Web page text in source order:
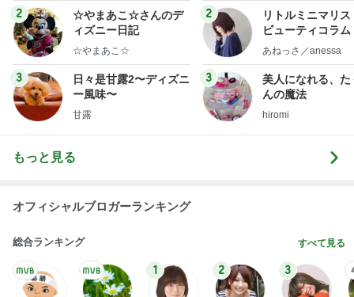
ログ
2
☆やまあこ☆さんのデ
ィズニー日記
☆やまあこ☆
3
日々是甘露2〜ディズニ
ー風味〜
甘露
2
リトルミニマリス
ビューティコラ
little
あねっさ／anessa
3
美人になれる、た
んの魔法
hiromi
もっと見る
オフィシャルブロガーランキング
総合ランキング すべて見る
1 2 3